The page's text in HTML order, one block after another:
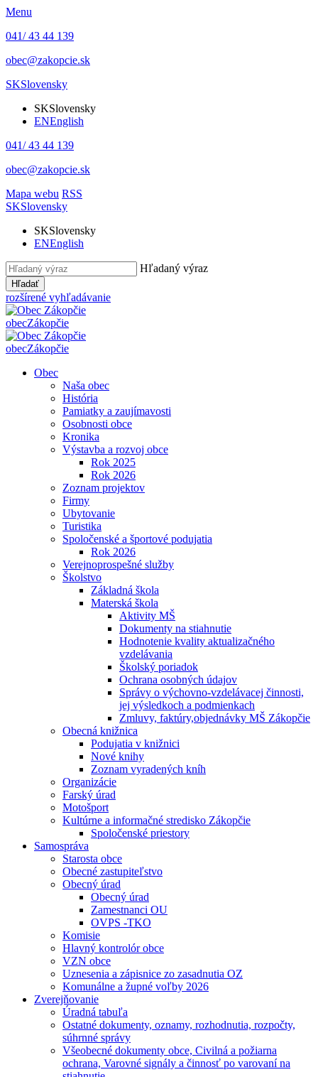
Menu
041/ 43 44 139
obec@zakopcie.sk
SKSlovensky
SKSlovensky
ENEnglish
041/ 43 44 139
obec@zakopcie.sk
Mapa webu RSS
SKSlovensky
SKSlovensky
ENEnglish
Hľadaný výraz
Hľadať
rozšírené vyhľadávanie
obecZákopčie
obecZákopčie
Obec
Naša obec
História
Pamiatky a zaujímavosti
Osobnosti obce
Kronika
Výstavba a rozvoj obce
Rok 2025
Rok 2026
Zoznam projektov
Firmy
Ubytovanie
Turistika
Spoločenské a športové podujatia
Rok 2026
Verejnoprospešné služby
Školstvo
Základná škola
Materská škola
Aktivity MŠ
Dokumenty na stiahnutie
Hodnotenie kvality aktualizačného
vzdelávania
Školský poriadok
Ochrana osobných údajov
Správy o výchovno-vzdelávacej činnosti,
jej výsledkoch a podmienkach
Zmluvy, faktúry,objednávky MŠ Zákopčie
Obecná knižnica
Podujatia v knižnici
Nové knihy
Zoznam vyradených kníh
Organizácie
Farský úrad
Motošport
Kultúrne a informačné stredisko Zákopčie
Spoločenské priestory
Samospráva
Starosta obce
Obecné zastupiteľstvo
Obecný úrad
Obecný úrad
Zamestnanci OU
OVPS -TKO
Komisie
Hlavný kontrolór obce
VZN obce
Uznesenia a zápisnice zo zasadnutia OZ
Komunálne a župné voľby 2026
Zverejňovanie
Úradná tabuľa
Ostatné dokumenty, oznamy, rozhodnutia, rozpočty,
súhrnné správy
Všeobecné dokumenty obce, Civilná a požiarna
ochrana, Varovné signály a činnosť po varovaní na